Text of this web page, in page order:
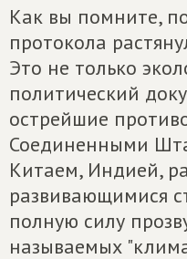
Как вы помните,
протокола
Это не только
политический
острейшие
Соединенными
Китаем, Индией,
развивающимися
полную силу
называемых